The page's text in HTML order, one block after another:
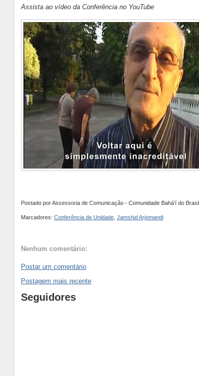
Assista ao vídeo da Conferência no YouTube
Postado porAssessoria de Comunicação - Comunidade Bahá'í do Brasil
Marcadores: Conferência de Unidade, Jamshid Arjomandi
Nenhum comentário:
Postar um comentário
Postagem mais recente
Seguidores